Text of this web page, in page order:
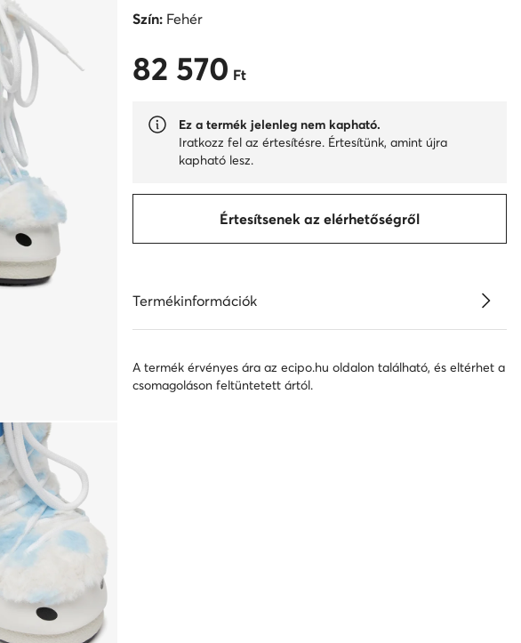
Szín:Fehér
82 570 Ft
82 570 Ft
Ez a termék jelenleg nem kapható.
Iratkozz fel az értesítésre. Értesítünk, amint újra
kapható lesz.
Értesítsenek az elérhetőségről
Termékinformációk
A termék érvényes ára az ecipo.hu oldalon található, és eltérhet a
csomagoláson feltüntetett ártól.